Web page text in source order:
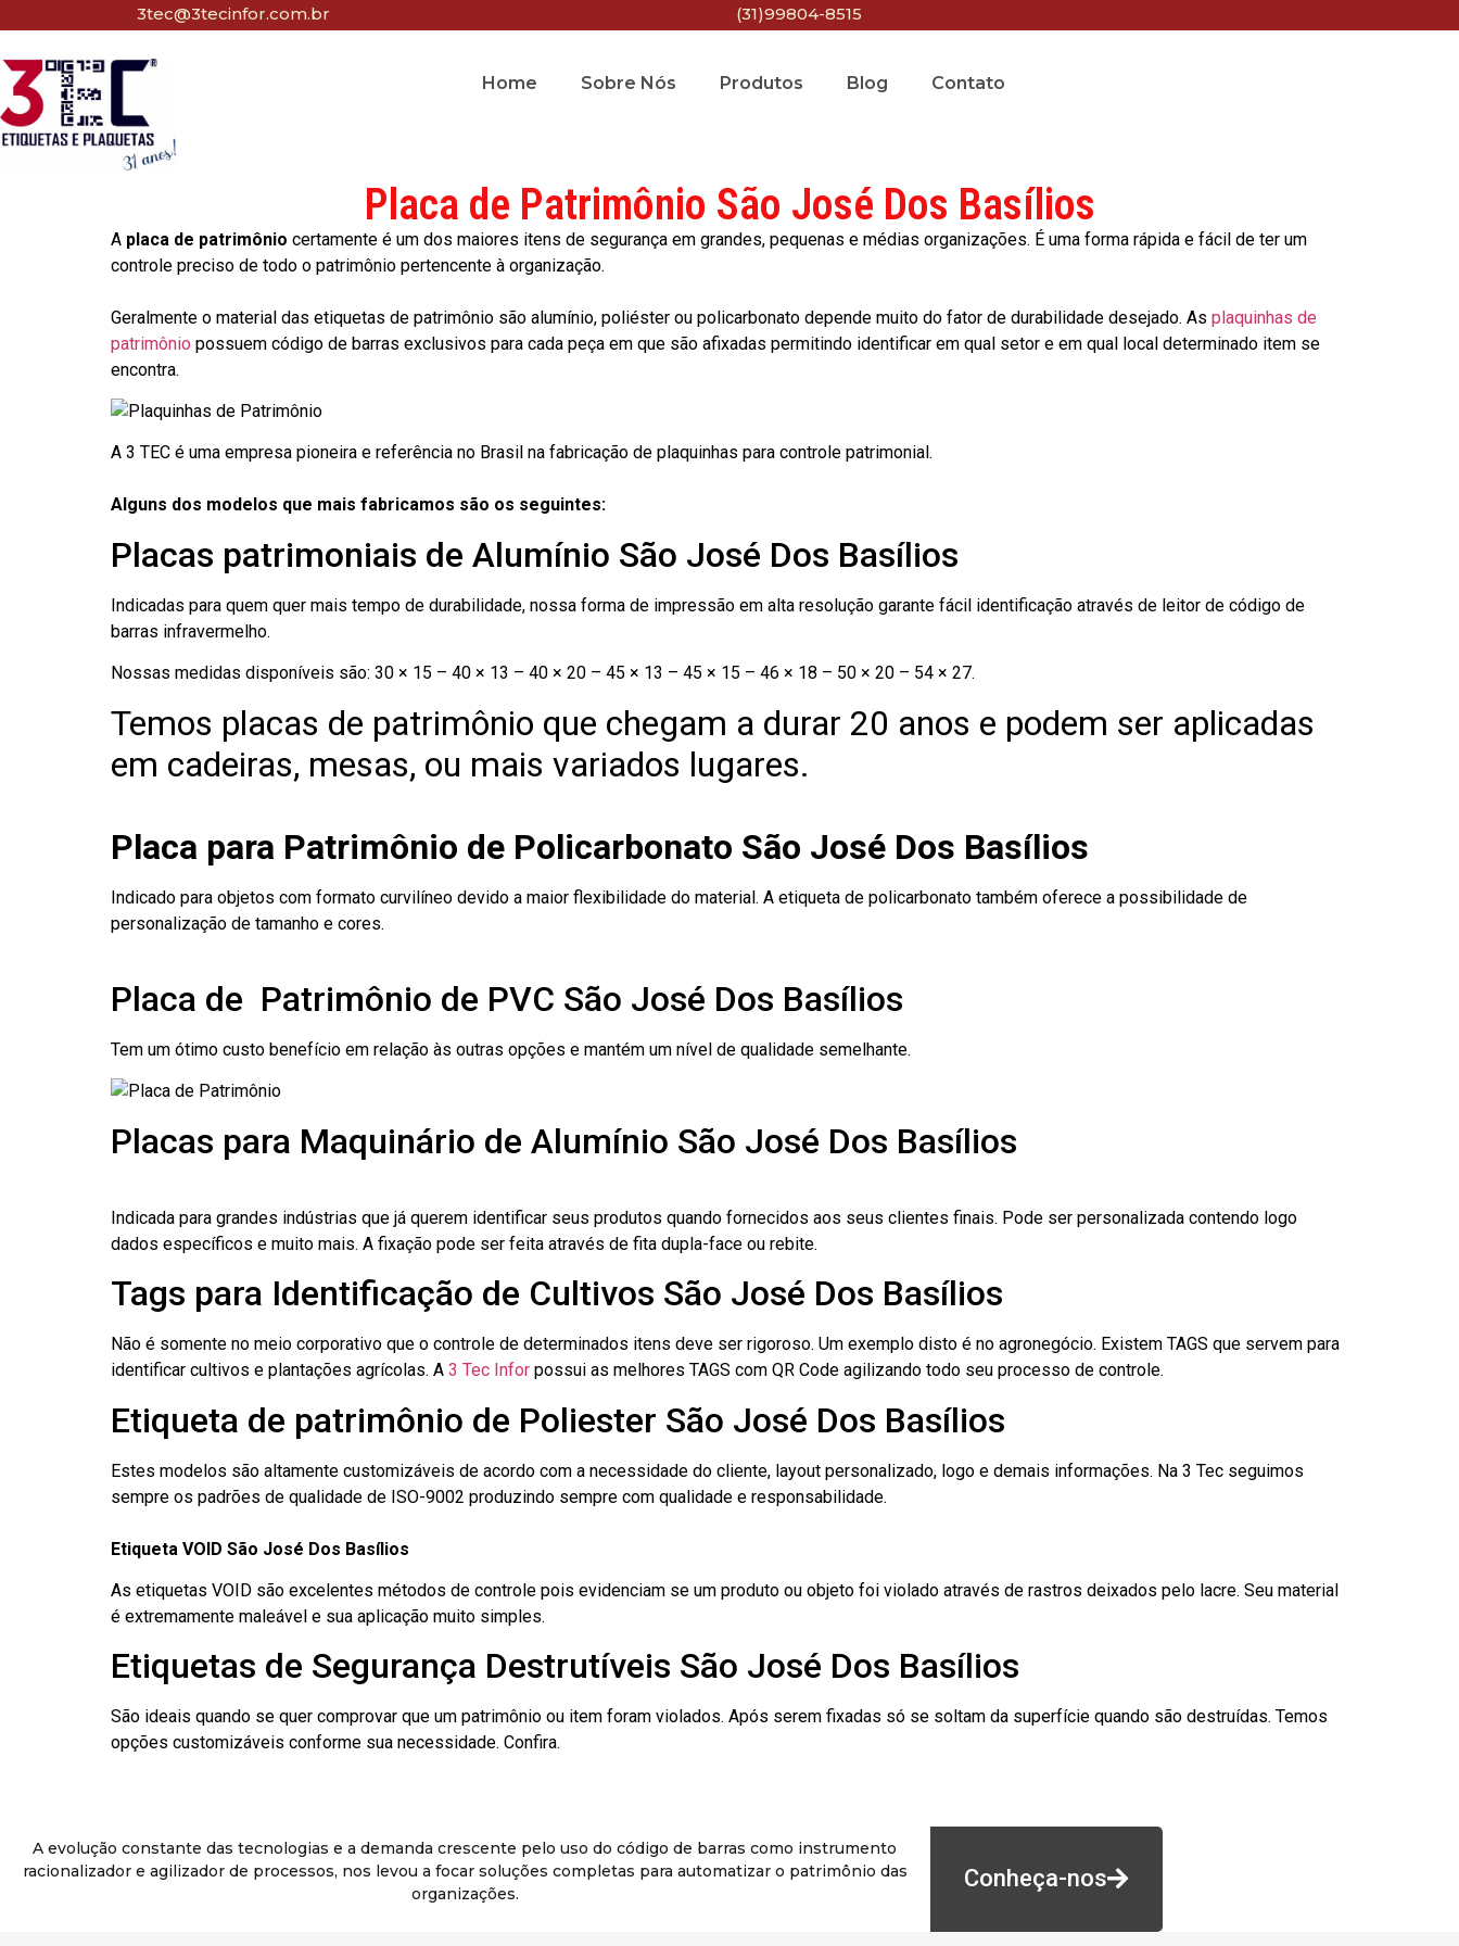
3tec@3tecinfor.com.br (31)99804-8515
Home Sobre Nós Produtos Blog Contato
Placa de Patrimônio São José Dos Basílios
A placa de patrimônio certamente é um dos maiores itens de segurança em grandes, pequenas e médias organizações. É uma forma rápida e fácil de ter um
controle preciso de todo o patrimônio pertencente à organização.
Geralmente o material das etiquetas de patrimônio são alumínio, poliéster ou policarbonato depende muito do fator de durabilidade desejado. As plaquinhas de
patrimônio possuem código de barras exclusivos para cada peça em que são afixadas permitindo identificar em qual setor e em qual local determinado item se
encontra.
A 3 TEC é uma empresa pioneira e referência no Brasil na fabricação de plaquinhas para controle patrimonial.
Alguns dos modelos que mais fabricamos são os seguintes:
Placas patrimoniais de Alumínio São José Dos Basílios
Indicadas para quem quer mais tempo de durabilidade, nossa forma de impressão em alta resolução garante fácil identificação através de leitor de código de
barras infravermelho.
Nossas medidas disponíveis são: 30 × 15 – 40 × 13 – 40 × 20 – 45 × 13 – 45 × 15 – 46 × 18 – 50 × 20 – 54 × 27.
Temos placas de patrimônio que chegam a durar 20 anos e podem ser aplicadas
em cadeiras, mesas, ou mais variados lugares.
Placa para Patrimônio de Policarbonato São José Dos Basílios
Indicado para objetos com formato curvilíneo devido a maior flexibilidade do material. A etiqueta de policarbonato também oferece a possibilidade de
personalização de tamanho e cores.
Placa de Patrimônio de PVC São José Dos Basílios
Tem um ótimo custo benefício em relação às outras opções e mantém um nível de qualidade semelhante.
Placas para Maquinário de Alumínio São José Dos Basílios
Indicada para grandes indústrias que já querem identificar seus produtos quando fornecidos aos seus clientes finais. Pode ser personalizada contendo logo
dados específicos e muito mais. A fixação pode ser feita através de fita dupla-face ou rebite.
Tags para Identificação de Cultivos São José Dos Basílios
Não é somente no meio corporativo que o controle de determinados itens deve ser rigoroso. Um exemplo disto é no agronegócio. Existem TAGS que servem para
identificar cultivos e plantações agrícolas. A 3 Tec Infor possui as melhores TAGS com QR Code agilizando todo seu processo de controle.
Etiqueta de patrimônio de Poliester São José Dos Basílios
Estes modelos são altamente customizáveis de acordo com a necessidade do cliente, layout personalizado, logo e demais informações. Na 3 Tec seguimos
sempre os padrões de qualidade de ISO-9002 produzindo sempre com qualidade e responsabilidade.
Etiqueta VOID São José Dos Basílios
As etiquetas VOID são excelentes métodos de controle pois evidenciam se um produto ou objeto foi violado através de rastros deixados pelo lacre. Seu material
é extremamente maleável e sua aplicação muito simples.
Etiquetas de Segurança Destrutíveis São José Dos Basílios
São ideais quando se quer comprovar que um patrimônio ou item foram violados. Após serem fixadas só se soltam da superfície quando são destruídas. Temos
opções customizáveis conforme sua necessidade. Confira.
A evolução constante das tecnologias e a demanda crescente pelo uso do código de barras como instrumento
racionalizador e agilizador de processos, nos levou a focar soluções completas para automatizar o patrimônio das
organizações.
Conheça-nos